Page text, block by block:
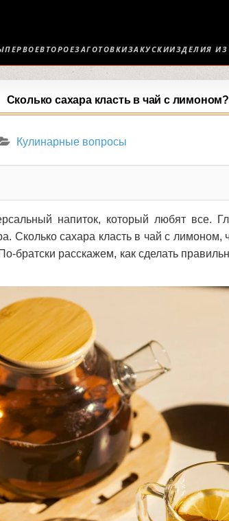
ПЕРВОЕВТОРОЕЗАГОТОВКИЗАКУСКИИЗДЕЛИЯ ИЗ
Сколько сахара класть в чай с лимоном?
Кулинарные вопросы
напиток, который любят все.
Сколько сахара класть в чай с
братски расскажем, как сделать